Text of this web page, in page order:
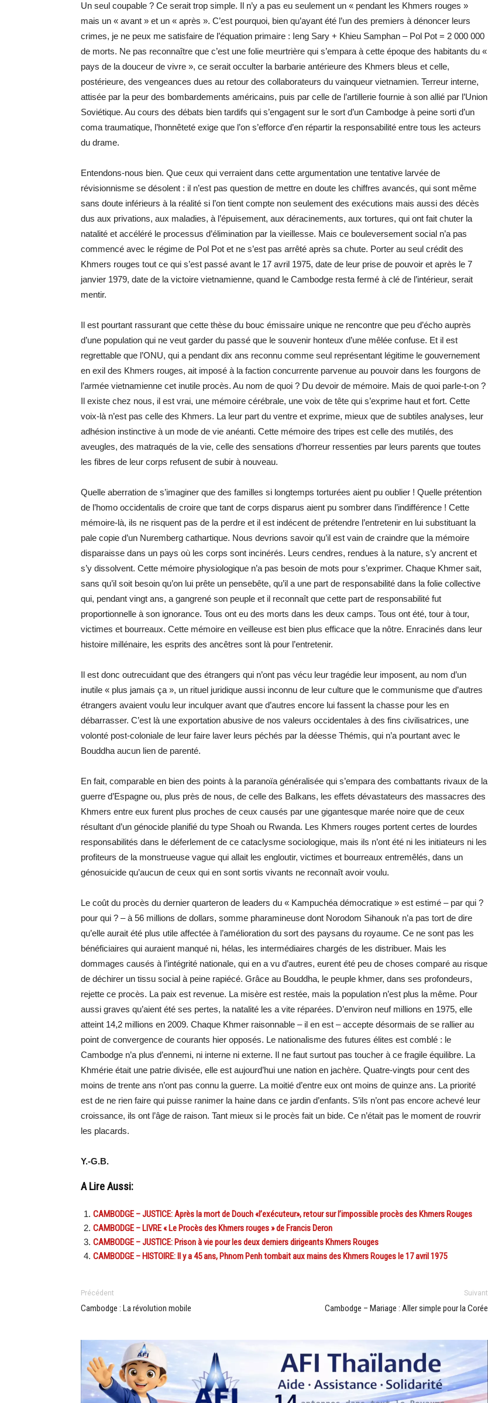
Un seul coupable ? Ce serait trop simple. Il n’y a pas eu seulement un « pendant les Khmers rouges »
mais un « avant » et un « après ». C’est pourquoi, bien qu’ayant été l’un des premiers à dénoncer leurs
crimes, je ne peux me satisfaire de l’équation primaire : Ieng Sary + Khieu Samphan – Pol Pot = 2 000 000
de morts. Ne pas reconnaître que c’est une folie meurtrière qui s’empara à cette époque des habitants du «
pays de la douceur de vivre », ce serait occulter la barbarie antérieure des Khmers bleus et celle,
postérieure, des vengeances dues au retour des collaborateurs du vainqueur vietnamien. Terreur interne,
attisée par la peur des bombardements américains, puis par celle de l’artillerie fournie à son allié par l’Union
Soviétique. Au cours des débats bien tardifs qui s’engagent sur le sort d’un Cambodge à peine sorti d’un
coma traumatique, l’honnêteté exige que l’on s’efforce d’en répartir la responsabilité entre tous les acteurs
du drame.
Entendons-nous bien. Que ceux qui verraient dans cette argumentation une tentative larvée de
révisionnisme se désolent : il n’est pas question de mettre en doute les chiffres avancés, qui sont même
sans doute inférieurs à la réalité si l’on tient compte non seulement des exécutions mais aussi des décès
dus aux privations, aux maladies, à l’épuisement, aux déracinements, aux tortures, qui ont fait chuter la
natalité et accéléré le processus d’élimination par la vieillesse. Mais ce bouleversement social n’a pas
commencé avec le régime de Pol Pot et ne s’est pas arrêté après sa chute. Porter au seul crédit des
Khmers rouges tout ce qui s’est passé avant le 17 avril 1975, date de leur prise de pouvoir et après le 7
janvier 1979, date de la victoire vietnamienne, quand le Cambodge resta fermé à clé de l’intérieur, serait
mentir.
Il est pourtant rassurant que cette thèse du bouc émissaire unique ne rencontre que peu d’écho auprès
d’une population qui ne veut garder du passé que le souvenir honteux d’une mêlée confuse. Et il est
regrettable que l’ONU, qui a pendant dix ans reconnu comme seul représentant légitime le gouvernement
en exil des Khmers rouges, ait imposé à la faction concurrente parvenue au pouvoir dans les fourgons de
l’armée vietnamienne cet inutile procès. Au nom de quoi ? Du devoir de mémoire. Mais de quoi parle-t-on ?
Il existe chez nous, il est vrai, une mémoire cérébrale, une voix de tête qui s’exprime haut et fort. Cette
voix-là n’est pas celle des Khmers. La leur part du ventre et exprime, mieux que de subtiles analyses, leur
adhésion instinctive à un mode de vie anéanti. Cette mémoire des tripes est celle des mutilés, des
aveugles, des matraqués de la vie, celle des sensations d’horreur ressenties par leurs parents que toutes
les fibres de leur corps refusent de subir à nouveau.
Quelle aberration de s’imaginer que des familles si longtemps torturées aient pu oublier ! Quelle prétention
de l’homo occidentalis de croire que tant de corps disparus aient pu sombrer dans l’indifférence ! Cette
mémoire-là, ils ne risquent pas de la perdre et il est indécent de prétendre l’entretenir en lui substituant la
pale copie d’un Nuremberg cathartique. Nous devrions savoir qu’il est vain de craindre que la mémoire
disparaisse dans un pays où les corps sont incinérés. Leurs cendres, rendues à la nature, s’y ancrent et
s’y dissolvent. Cette mémoire physiologique n’a pas besoin de mots pour s’exprimer. Chaque Khmer sait,
sans qu’il soit besoin qu’on lui prête un pensebête, qu’il a une part de responsabilité dans la folie collective
qui, pendant vingt ans, a gangrené son peuple et il reconnaît que cette part de responsabilité fut
proportionnelle à son ignorance. Tous ont eu des morts dans les deux camps. Tous ont été, tour à tour,
victimes et bourreaux. Cette mémoire en veilleuse est bien plus efficace que la nôtre. Enracinés dans leur
histoire millénaire, les esprits des ancêtres sont là pour l’entretenir.
Il est donc outrecuidant que des étrangers qui n’ont pas vécu leur tragédie leur imposent, au nom d’un
inutile « plus jamais ça », un rituel juridique aussi inconnu de leur culture que le communisme que d’autres
étrangers avaient voulu leur inculquer avant que d’autres encore lui fassent la chasse pour les en
débarrasser. C’est là une exportation abusive de nos valeurs occidentales à des fins civilisatrices, une
volonté post-coloniale de leur faire laver leurs péchés par la déesse Thémis, qui n’a pourtant avec le
Bouddha aucun lien de parenté.
En fait, comparable en bien des points à la paranoïa généralisée qui s’empara des combattants rivaux de la
guerre d’Espagne ou, plus près de nous, de celle des Balkans, les effets dévastateurs des massacres des
Khmers entre eux furent plus proches de ceux causés par une gigantesque marée noire que de ceux
résultant d’un génocide planifié du type Shoah ou Rwanda. Les Khmers rouges portent certes de lourdes
responsabilités dans le déferlement de ce cataclysme sociologique, mais ils n’ont été ni les initiateurs ni les
profiteurs de la monstrueuse vague qui allait les engloutir, victimes et bourreaux entremêlés, dans un
génosuicide qu’aucun de ceux qui en sont sortis vivants ne reconnaît avoir voulu.
Le coût du procès du dernier quarteron de leaders du « Kampuchéa démocratique » est estimé – par qui ?
pour qui ? – à 56 millions de dollars, somme pharamineuse dont Norodom Sihanouk n’a pas tort de dire
qu’elle aurait été plus utile affectée à l’amélioration du sort des paysans du royaume. Ce ne sont pas les
bénéficiaires qui auraient manqué ni, hélas, les intermédiaires chargés de les distribuer. Mais les
dommages causés à l’intégrité nationale, qui en a vu d’autres, eurent été peu de choses comparé au risque
de déchirer un tissu social à peine rapiécé. Grâce au Bouddha, le peuple khmer, dans ses profondeurs,
rejette ce procès. La paix est revenue. La misère est restée, mais la population n’est plus la même. Pour
aussi graves qu’aient été ses pertes, la natalité les a vite réparées. D’environ neuf millions en 1975, elle
atteint 14,2 millions en 2009. Chaque Khmer raisonnable – il en est – accepte désormais de se rallier au
point de convergence de courants hier opposés. Le nationalisme des futures élites est comblé : le
Cambodge n’a plus d’ennemi, ni interne ni externe. Il ne faut surtout pas toucher à ce fragile équilibre. La
Khmérie était une patrie divisée, elle est aujourd’hui une nation en jachère. Quatre-vingts pour cent des
moins de trente ans n’ont pas connu la guerre. La moitié d’entre eux ont moins de quinze ans. La priorité
est de ne rien faire qui puisse ranimer la haine dans ce jardin d’enfants. S’ils n’ont pas encore achevé leur
croissance, ils ont l’âge de raison. Tant mieux si le procès fait un bide. Ce n’était pas le moment de rouvrir
les placards.
Y.-G.B.
A Lire Aussi:
CAMBODGE – JUSTICE: Après la mort de Douch «l’exécuteur», retour sur l’impossible procès des Khmers Rouges
CAMBODGE – LIVRE « Le Procès des Khmers rouges » de Francis Deron
CAMBODGE – JUSTICE: Prison à vie pour les deux derniers dirigeants Khmers Rouges
CAMBODGE – HISTOIRE: Il y a 45 ans, Phnom Penh tombait aux mains des Khmers Rouges le 17 avril 1975
Précédent
Cambodge : La révolution mobile
Suivant
Cambodge – Mariage : Aller simple pour la Corée